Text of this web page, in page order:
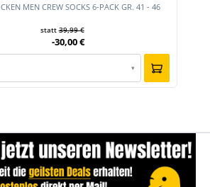
MEN CREW SOCKS 6-PACK GR. 41 - 46
statt39,99 €
-30,00 €
▾